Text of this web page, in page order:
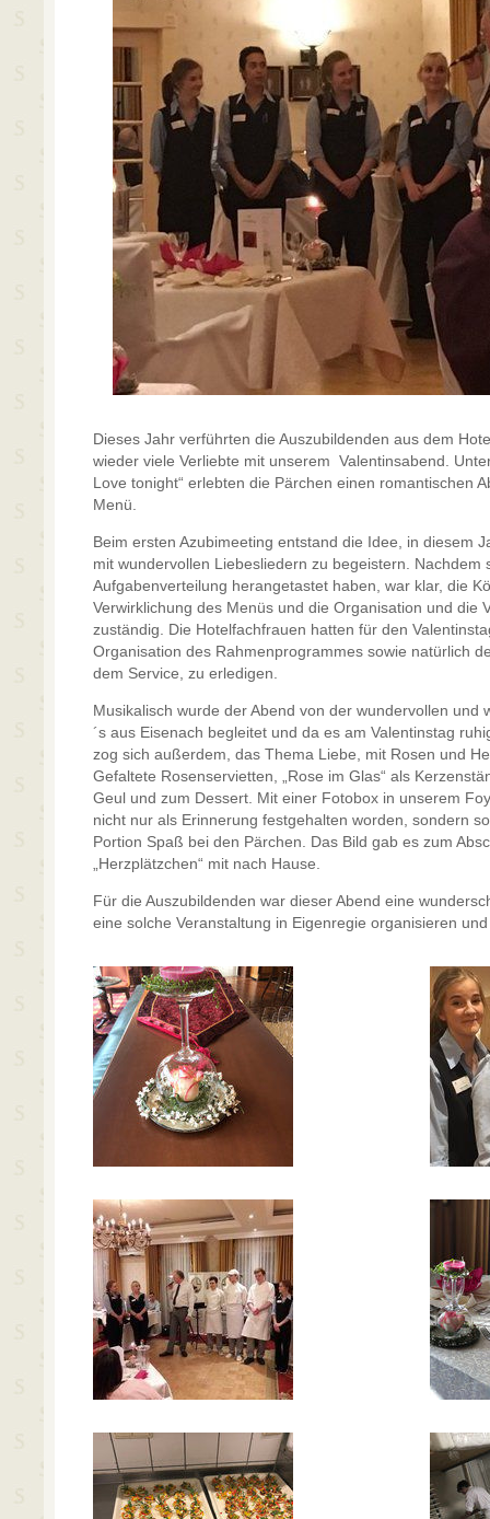
Dieses Jahr verführten die Auszubildenden aus dem
wieder viele Verliebte mit unserem Valentinsabend.
Love tonight“ erlebten die Pärchen einen romantischen
Menü.
Beim ersten Azubimeeting entstand die Idee, in diesem
mit wundervollen Liebesliedern zu begeistern. Nachdem
Aufgabenverteilung herangetastet haben, war klar, die
Verwirklichung des Menüs und die Organisation und die
zuständig. Die Hotelfachfrauen hatten für den
Organisation des Rahmenprogrammes sowie natürlich
dem Service, zu erledigen.
Musikalisch wurde der Abend von der wundervollen und
´s aus Eisenach begleitet und da es am Valentinstag
zog sich außerdem, das Thema Liebe, mit Rosen und
Gefaltete Rosenservietten, „Rose im Glas“ als
Geul und zum Dessert. Mit einer Fotobox in unserem
nicht nur als Erinnerung festgehalten worden, sondern
Portion Spaß bei den Pärchen. Das Bild gab es zum
„Herzplätzchen“ mit nach Hause.
Für die Auszubildenden war dieser Abend eine
eine solche Veranstaltung in Eigenregie organisieren